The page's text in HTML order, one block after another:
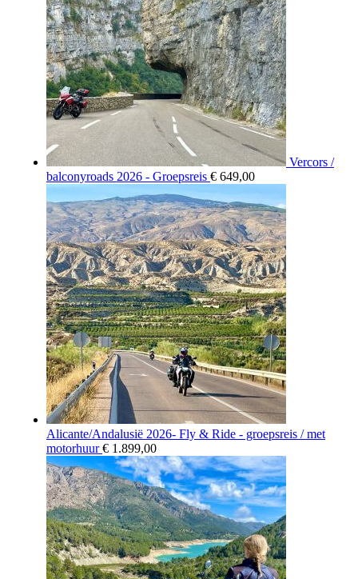
Vercors /
balconyroads 2026 - Groepsreis € 649,00
Alicante/Andalusië 2026- Fly & Ride - groepsreis / met
motorhuur € 1.899,00